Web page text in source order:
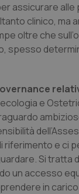
assicurare
clinico, ma
oltre che
spesso
e
e ci
Si
un accesso
in